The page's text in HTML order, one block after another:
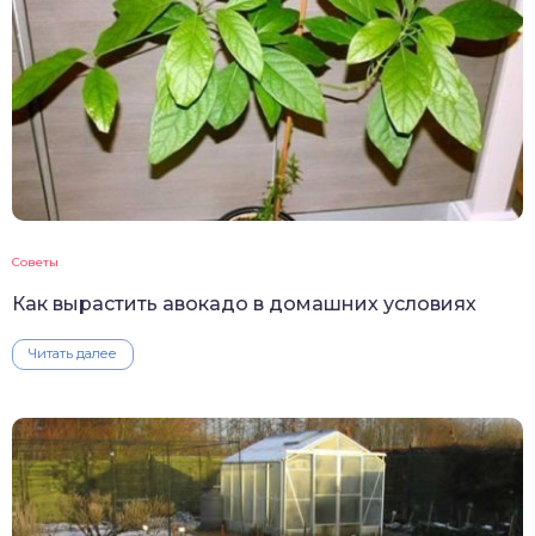
Советы
Как вырастить авокадо в домашних условиях
Читать далее